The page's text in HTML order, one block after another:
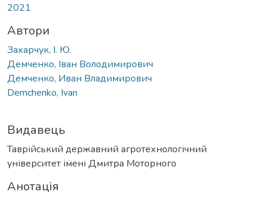
2021
Автори
Захарчук, І. Ю.
Демченко, Іван Володимирович
Демченко, Иван Владимирович
Demchenko, Ivan
Видавець
Таврійський державний агротехнологічний
університет імені Дмитра Моторного
Анотація